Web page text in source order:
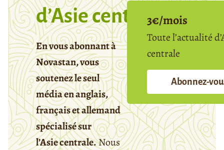
d’Asie centrale
En vous abonnant à
Novastan, vous
soutenez le seul
média en anglais,
français et allemand
spécialisé sur
l’Asie centrale.Nous
3€/mois
Toute l’actualité
centrale
Abonnez-